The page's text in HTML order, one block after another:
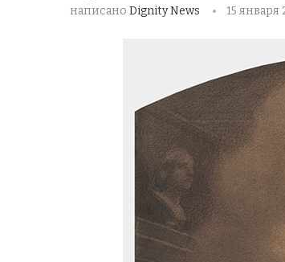
написано Dignity News 15 января